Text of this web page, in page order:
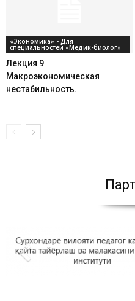
«Экономика» - Для
специальностей «Медик-биолог»
Лекция 9
Макроэкономическая
нестабильность.